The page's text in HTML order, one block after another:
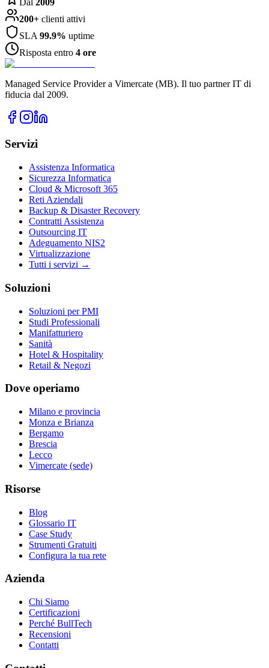
200+ clienti attivi
SLA 99.9% uptime
Risposta entro 4 ore
Managed Service Provider a Vimercate (MB). Il tuo partner IT di
fiducia dal 2009.
Servizi
Assistenza Informatica
Sicurezza Informatica
Cloud & Microsoft 365
Reti Aziendali
Backup & Disaster Recovery
Contratti Assistenza
Outsourcing IT
Adeguamento NIS2
Virtualizzazione
Tutti i servizi →
Soluzioni
Soluzioni per PMI
Studi Professionali
Manifatturiero
Sanità
Hotel & Hospitality
Retail & Negozi
Dove operiamo
Milano e provincia
Monza e Brianza
Bergamo
Brescia
Lecco
Vimercate (sede)
Risorse
Blog
Glossario IT
Case Study
Strumenti Gratuiti
Configura la tua rete
Azienda
Chi Siamo
Certificazioni
Perché BullTech
Recensioni
Contatti